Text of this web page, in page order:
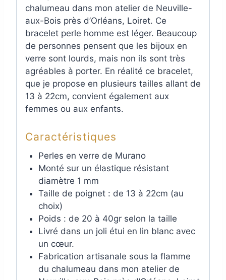
chalumeau dans mon atelier de Neuville-
aux-Bois près d’Orléans, Loiret. Ce
bracelet perle homme est léger. Beaucoup
de personnes pensent que les bijoux en
verre sont lourds, mais non ils sont très
agréables à porter. En réalité ce bracelet,
que je propose en plusieurs tailles allant de
13 à 22cm, convient également aux
femmes ou aux enfants.
Caractéristiques
Perles en verre de Murano
Monté sur un élastique résistant
diamètre 1 mm
Taille de poignet : de 13 à 22cm (au
choix)
Poids : de 20 à 40gr selon la taille
Livré dans un joli étui en lin blanc avec
un cœur.
Fabrication artisanale sous la flamme
du chalumeau dans mon atelier de